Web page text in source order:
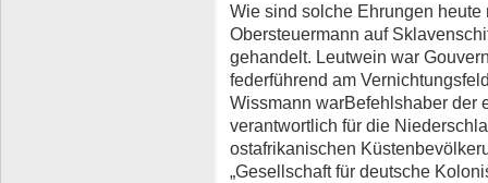
Wie sind solche Ehrungen
Obersteuermann auf
gehandelt. Leutwein war
federführend am
Wissmann warBefehlshaber der
verantwortlich für die
ostafrikanischen
„Gesellschaft für deutsche